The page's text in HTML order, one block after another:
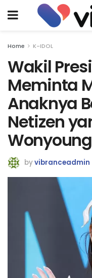
Home K-IDOL
Wakil
Meminta
Anaknya
Netizen
Wonyoung
byvibranceadmin